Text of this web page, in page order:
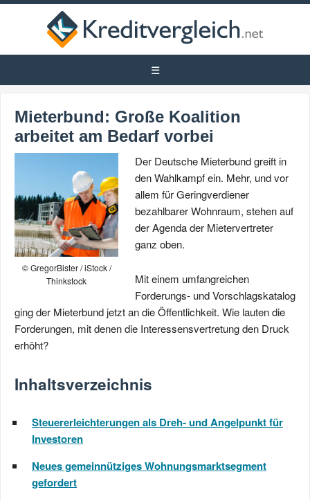
Mieterbund: Große Koalition
arbeitet am Bedarf vorbei
© GregorBister / iStock /
Thinkstock
Der Deutsche Mieterbund greift in
den Wahlkampf ein. Mehr, und vor
allem für Geringverdiener
bezahlbarer Wohnraum, stehen auf
der Agenda der Mietervertreter
ganz oben.
Mit einem umfangreichen
Forderungs- und Vorschlagskatalog
ging der Mieterbund jetzt an die Öffentlichkeit. Wie lauten die
Forderungen, mit denen die Interessensvertretung den Druck
erhöht?
Inhaltsverzeichnis
Steuererleichterungen als Dreh- und Angelpunkt für
Investoren
Neues gemeinnütziges Wohnungsmarktsegment
gefordert